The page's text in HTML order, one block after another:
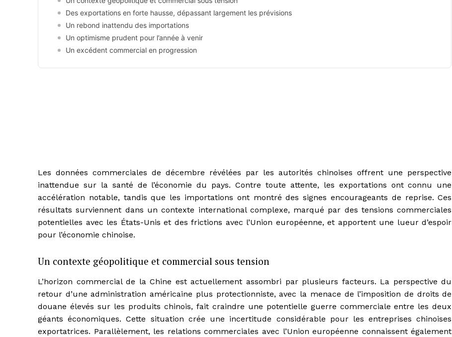
Des exportations en forte hausse, dépassant largement les prévisions
Un rebond inattendu des importations
Un optimisme prudent pour l’année à venir
Un excédent commercial en progression
Les données commerciales de décembre révélées par les autorités chinoises offrent une perspective
inattendue sur la santé de l’économie du pays. Contre toute attente, les exportations ont connu une
accélération notable, tandis que les importations ont montré des signes encourageants de reprise. Ces
résultats surviennent dans un contexte international complexe, marqué par des tensions commerciales
potentielles avec les États-Unis et des frictions avec l’Union européenne, et apportent une lueur d’espoir
pour l’économie chinoise.
Un contexte géopolitique et commercial sous tension
L’horizon commercial de la Chine est actuellement assombri par plusieurs facteurs. La perspective du
retour d’une administration américaine plus protectionniste, avec la menace de l’imposition de droits de
douane élevés sur les produits chinois, fait craindre une potentielle guerre commerciale entre les deux
géants économiques. Cette situation crée une incertitude considérable pour les entreprises chinoises
exportatrices. Parallèlement, les relations commerciales avec l’Union européenne connaissent également